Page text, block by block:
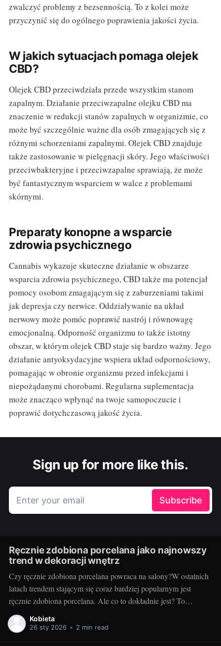
zwalczyć problemy z bezsennością. To z kolei może
przyczynić się do ogólnego poprawienia jakości życia.
W jakich sytuacjach pomaga olejek
CBD?
Olejek CBD przeciwdziała przede wszystkim stanom
zapalnym. Działanie przeciwzapalne olejku CBD ma
znaczenie w redukcji stanów zapalnych w organizmie, co
może być szczególnie ważne dla osób zmagających się z
różnymi schorzeniami zapalnymi. Olejek CBD znajduje
także zastosowanie w pielęgnacji skóry. Jego właściwości
przeciwbakteryjne i przeciwzapalne sprawiają, że może
być fantastycznym wsparciem w walce z problemami
skórnymi.
Preparaty konopne a wsparcie
zdrowia psychicznego
Cannabis wykazuje skuteczne działanie w obszarze
wsparcia zdrowia psychicznego, CBD także ma potencjał
pomocy osobom zmagającym się z zaburzeniami takimi
jak depresja czy nerwice. Oddziaływanie na układ
nerwowy może pomóc poprawić nastrój i równowagę
emocjonalną. Odporność organizmu to także istotny
obszar, w którym olejek CBD staje się bardzo ważny. Jego
działanie antyoksydacyjne wspiera układ odpornościowy,
pomagając w obronie organizmu przed infekcjami i
niepożądanymi chorobami. Regularna suplementacja
może znacząco wpłynąć na twoje samopoczucie i
poprawić dotychczasową jakość życia.
Sign up for more like this.
Enter your email Subscribe
Ręcznie zdobiona porcelana jako najnowszy
trend w dekoracji wnętrz
Czy ręcznie zdobiona porcelana powraca na salony?W ostatnich
latach trendem stającym się coraz bardziej popularnym jest
ręcznie zdobiona porcelana. Ale co to dokładnie jest? To
unikatowe, często jedno z rodzaju, dzieła sztuki, które są
tworzone przez talentowanych artystów, pasjonatów i
Kobieta
26 sty 2026 • 2 min read